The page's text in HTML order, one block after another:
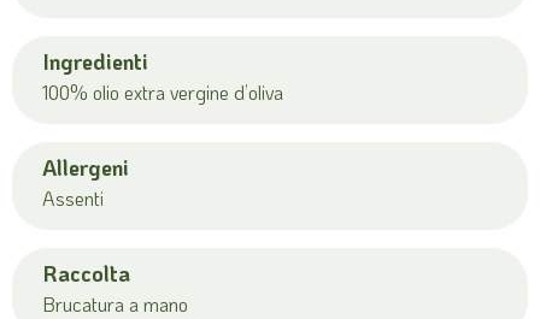
Ingredienti
100% olio extra vergine d’oliva
Allergeni
Assenti
Raccolta
Brucatura a mano